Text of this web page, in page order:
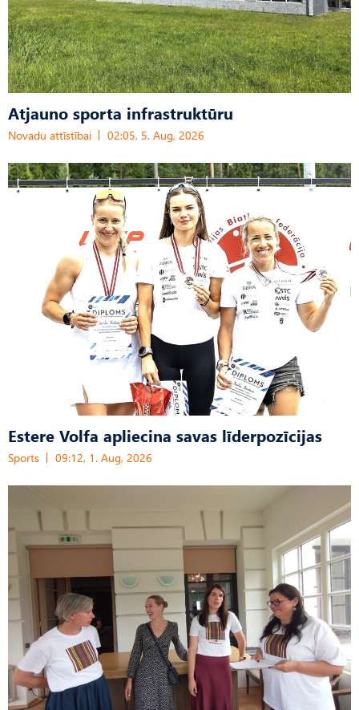
Atjauno sporta infrastruktūru
Novadu attīstībai 02:05, 5. Aug, 2026
Estere Volfa apliecina savas līderpozīcijas
Sports 09:12, 1. Aug, 2026